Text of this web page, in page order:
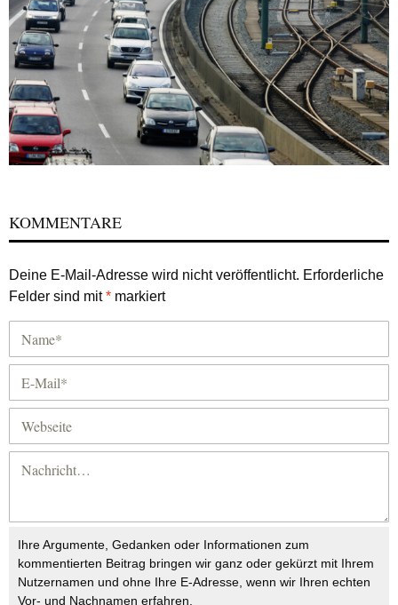
KOMMENTARE
Deine E-Mail-Adresse wird nicht veröffentlicht. Erforderliche
Felder sind mit* markiert
Ihre Argumente, Gedanken oder Informationen zum
kommentierten Beitrag bringen wir ganz oder gekürzt mit Ihrem
Nutzernamen und ohne Ihre E-Adresse, wenn wir Ihren echten
Vor- und Nachnamen erfahren.